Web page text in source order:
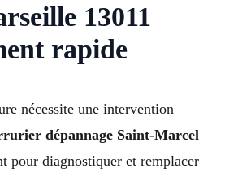
13011
rapide
nécessite une intervention
dépannage Saint-Marcel
pour diagnostiquer et remplacer